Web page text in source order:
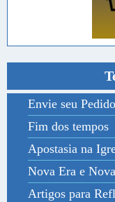
Envie seu
Fim dos tempos
Apostasia na
Nova Era e
Artigos para